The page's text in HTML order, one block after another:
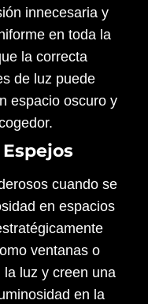
innecesaria y
en toda la
la correcta
de luz puede
espacio oscuro y
cuando se
en espacios
ventanas o
la luz y creen una
en la